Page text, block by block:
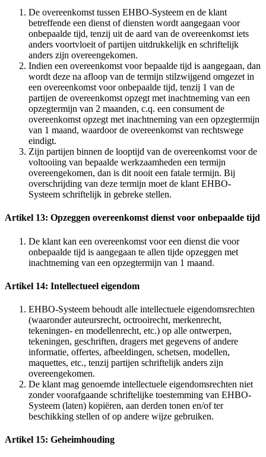
De overeenkomst tussen EHBO-Systeem en de klant
betreffende een dienst of diensten wordt aangegaan voor
onbepaalde tijd, tenzij uit de aard van de overeenkomst iets
anders voortvloeit of partijen uitdrukkelijk en schriftelijk
anders zijn overeengekomen.
Indien een overeenkomst voor bepaalde tijd is aangegaan, dan
wordt deze na afloop van de termijn stilzwijgend omgezet in
een overeenkomst voor onbepaalde tijd, tenzij 1 van de
partijen de overeenkomst opzegt met inachtneming van een
opzegtermijn van 2 maanden, c.q. een consument de
overeenkomst opzegt met inachtneming van een opzegtermijn
van 1 maand, waardoor de overeenkomst van rechtswege
eindigt.
Zijn partijen binnen de looptijd van de overeenkomst voor de
voltooiing van bepaalde werkzaamheden een termijn
overeengekomen, dan is dit nooit een fatale termijn. Bij
overschrijding van deze termijn moet de klant EHBO-
Systeem schriftelijk in gebreke stellen.
Artikel 13: Opzeggen overeenkomst dienst voor onbepaalde tijd
De klant kan een overeenkomst voor een dienst die voor
onbepaalde tijd is aangegaan te allen tijde opzeggen met
inachtneming van een opzegtermijn van 1 maand.
Artikel 14: Intellectueel eigendom
EHBO-Systeem behoudt alle intellectuele eigendomsrechten
(waaronder auteursrecht, octrooirecht, merkenrecht,
tekeningen- en modellenrecht, etc.) op alle ontwerpen,
tekeningen, geschriften, dragers met gegevens of andere
informatie, offertes, afbeeldingen, schetsen, modellen,
maquettes, etc., tenzij partijen schriftelijk anders zijn
overeengekomen.
De klant mag genoemde intellectuele eigendomsrechten niet
zonder voorafgaande schriftelijke toestemming van EHBO-
Systeem (laten) kopiëren, aan derden tonen en/of ter
beschikking stellen of op andere wijze gebruiken.
Artikel 15: Geheimhouding